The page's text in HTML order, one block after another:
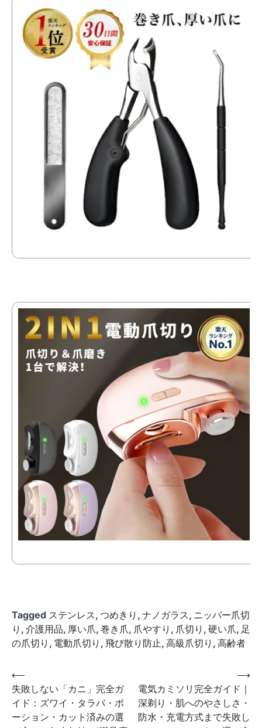
Tagged ステンレス, つめきり , ナノガラス, ニッパー爪切
り , 介護用品, 厚い爪, 巻き爪, 爪やすり , 爪切り , 硬い爪, 足
の爪切り , 電動爪切り , 飛び散り防止, 高級爪切り , 高齢者
投
稿
ナ
⟵
失敗しない「カニ」完全ガ
イド：ズワイ・タラバ・ポ
ーション・カット済みの選
電気カミソリ完全ガイド｜
深剃り・肌へのやさしさ・
防水・充電方式まで失敗し
⟶